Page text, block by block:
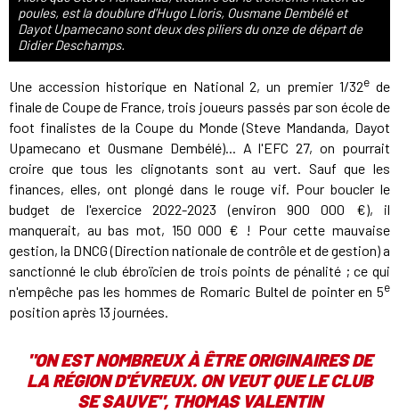
poules, est la doublure d'Hugo Lloris, Ousmane Dembélé et
Dayot Upamecano sont deux des piliers du onze de départ de
Didier Deschamps.
Une accession historique en National 2, un premier 1/32e de
finale de Coupe de France, trois joueurs passés par son école de
foot finalistes de la Coupe du Monde (Steve Mandanda, Dayot
Upamecano et Ousmane Dembélé)... A l'EFC 27, on pourrait
croire que tous les clignotants sont au vert. Sauf que les
finances, elles, ont plongé dans le rouge vif. Pour boucler le
budget de l'exercice 2022-2023 (environ 900 000 €), il
manquerait, au bas mot, 150 000 € ! Pour cette mauvaise
gestion, la DNCG (Direction nationale de contrôle et de gestion) a
sanctionné le club ébroïcien de trois points de pénalité ; ce qui
n'empêche pas les hommes de Romaric Bultel de pointer en 5e
position après 13 journées.
"ON EST NOMBREUX À ÊTRE ORIGINAIRES DE
LA RÉGION D'ÉVREUX. ON VEUT QUE LE CLUB
SE SAUVE", THOMAS VALENTIN